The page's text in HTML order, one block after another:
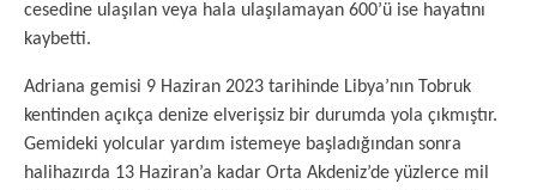
cesedine ulaşılan veya hala ulaşılamayan 600’ü ise hayatını
kaybetti.
Adriana gemisi 9 Haziran 2023 tarihinde Libya’nın Tobruk
kentinden açıkça denize elverişsiz bir durumda yola çıkmıştır.
Gemideki yolcular yardım istemeye başladığından sonra
halihazırda 13 Haziran’a kadar Orta Akdeniz’de yüzlerce mil